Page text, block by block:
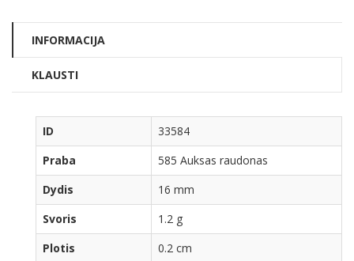
INFORMACIJA
KLAUSTI
ID
33584
Praba
585 Auksas raudonas
Dydis
16 mm
Svoris
1.2 g
Plotis
0.2 cm